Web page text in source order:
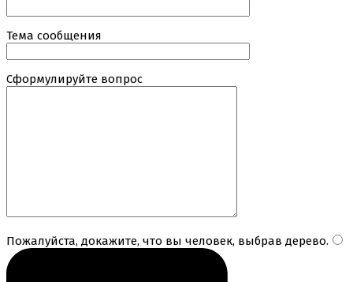
Тема сообщения
Сформулируйте вопрос
Пожалуйста, докажите, что вы человек, выбрав дерево.